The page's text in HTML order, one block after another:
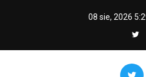
08 sie, 2026